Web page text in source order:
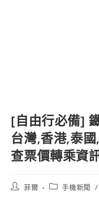
[自由行必備]
台灣,香港,泰
查票價轉乘資
文
菲爾
文
手機新聞 /